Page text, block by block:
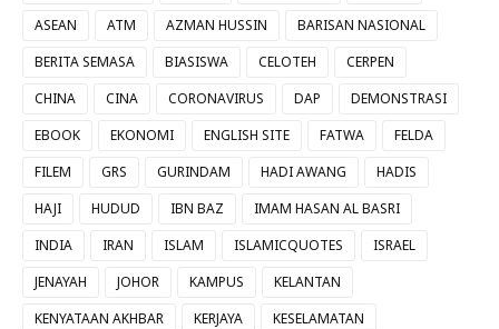
ASEAN
ATM AZMAN HUSSIN
BARISAN NASIONAL
BERITA SEMASA
BIASISWA CELOTEH
CERPEN
CHINA
CINA CORONAVIRUS DAP
DEMONSTRASI
EBOOK
EKONOMI ENGLISH SITE FATWA
FELDA
FILEM
GRS GURINDAM HADI AWANG
HADIS
HAJI
HUDUD IBN BAZ
IMAM HASAN AL BASRI
INDIA
IRAN ISLAM ISLAMICQUOTES
ISRAEL
JENAYAH
JOHOR KAMPUS
KELANTAN
KENYATAAN AKHBAR
KERJAYA
KESELAMATAN